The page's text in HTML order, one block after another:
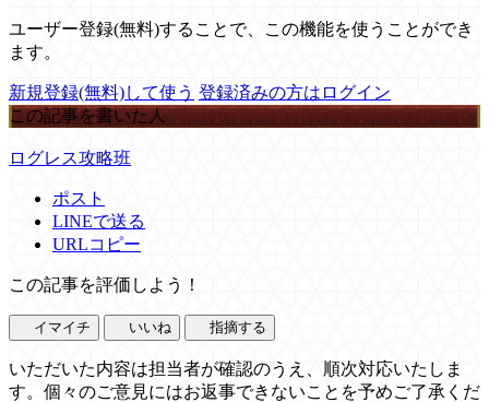
ユーザー登録(無料)することで、この機能を使うことができ
ます。
新規登録(無料)して使う 登録済みの方はログイン
この記事を書いた人
ログレス攻略班
ポスト
LINEで送る
URLコピー
この記事を評価しよう！
イマイチ いいね 指摘する
いただいた内容は担当者が確認のうえ、順次対応いたしま
す。個々のご意見にはお返事できないことを予めご了承くだ